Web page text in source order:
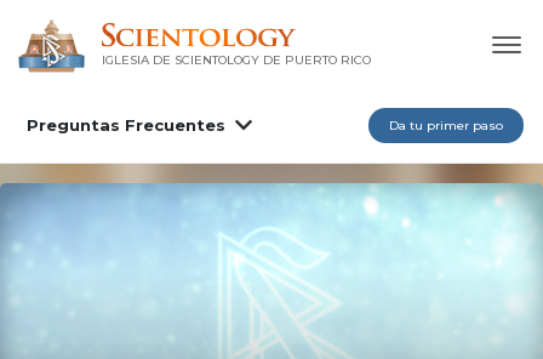
IGLESIA DE SCIENTOLOGY DE PUERTO RICO
Preguntas Frecuentes Da tu primer paso